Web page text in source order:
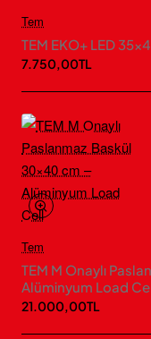
Tem
TEM EKO+ LED
7.750,00TL
Tem
TEM M Onaylı
Alüminyum Load
21.000,00TL